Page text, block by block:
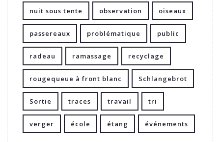
nuit sous tente observation oiseaux
passereaux problématique public
radeau ramassage recyclage
rougequeue à front blanc Schlangebrot
Sortie traces travail tri
verger école étang événements